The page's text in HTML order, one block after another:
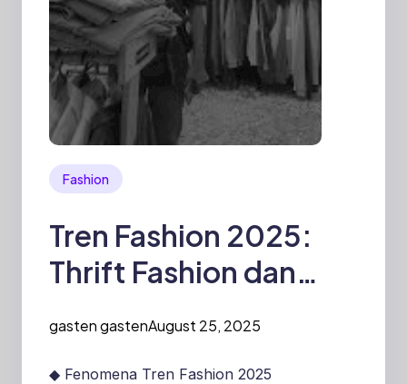
Fashion
Tren Fashion 2025:
Thrift Fashion dan
Gaya Hidup Baru
gasten gastenAugust 25, 2025
◆ Fenomena Tren Fashion 2025